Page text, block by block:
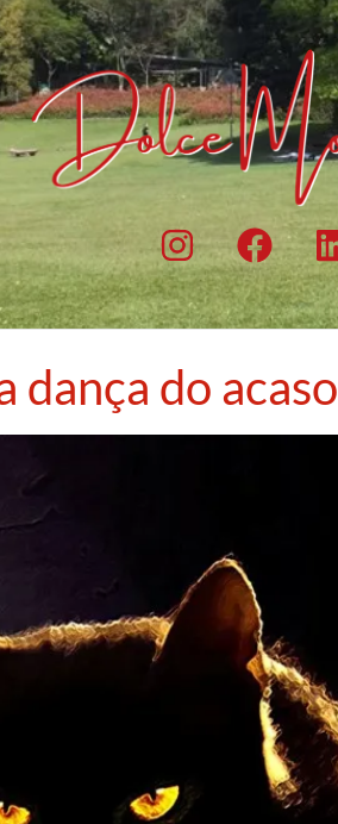
dança do acaso